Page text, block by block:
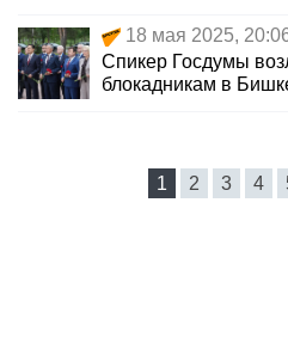
18 мая 2025,
Спикер Госдумы
блокадникам в
1 2 3 4